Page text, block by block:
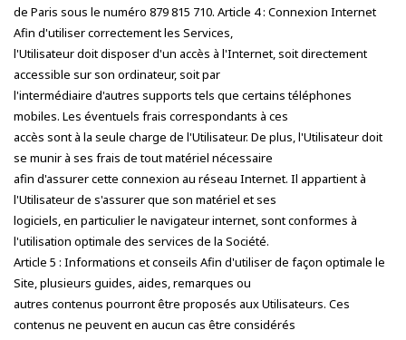
de Paris sous le numéro 879 815 710. Article 4 : Connexion Internet
Afin d'utiliser correctement les Services,
l'Utilisateur doit disposer d'un accès à l'Internet, soit directement
accessible sur son ordinateur, soit par
l'intermédiaire d'autres supports tels que certains téléphones
mobiles. Les éventuels frais correspondants à ces
accès sont à la seule charge de l'Utilisateur. De plus, l'Utilisateur doit
se munir à ses frais de tout matériel nécessaire
afin d'assurer cette connexion au réseau Internet. Il appartient à
l'Utilisateur de s'assurer que son matériel et ses
logiciels, en particulier le navigateur internet, sont conformes à
l'utilisation optimale des services de la Société.
Article 5 : Informations et conseils Afin d'utiliser de façon optimale le
Site, plusieurs guides, aides, remarques ou
autres contenus pourront être proposés aux Utilisateurs. Ces
contenus ne peuvent en aucun cas être considérés